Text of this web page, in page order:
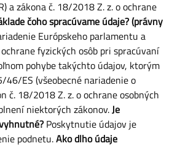
a zákona č. 18/2018 Z. z. o ochrane
čoho spracúvame údaje? (právny
Európskeho parlamentu a
fyzických osôb pri spracúvaní
pohybe takýchto údajov, ktorým
46/ES (všeobecné nariadenie o
č. 18/2018 Z. z. o ochrane osobných
niektorých zákonov.Je
Poskytnutie údajov je
podnetu.Ako dlho údaje